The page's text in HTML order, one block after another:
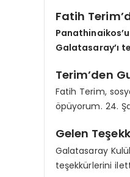
Fatih
Galatasaray’ı
Terim’den
Fatih Terim,
öpüyorum. 24.
Gelen
Galatasaray
teşekkürlerini